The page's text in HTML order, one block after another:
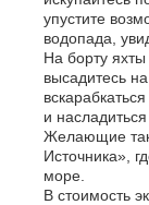
упустите
водопада,
На борту
высадитесь
и
Желающие
Источника»,
море.
В стоимость